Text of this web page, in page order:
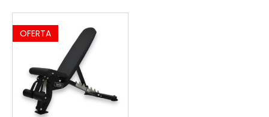
OFERTA